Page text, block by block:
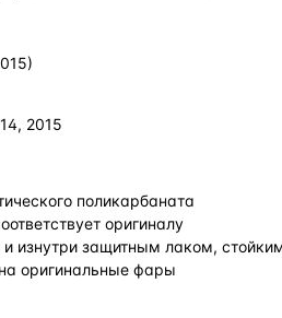
2015
поликарбаната
оригиналу
изнутри защитным лаком,
оригинальные фары